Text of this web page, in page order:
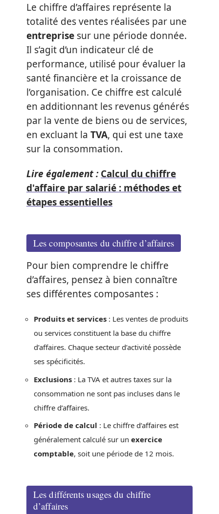
Le chiffre d’affaires représente la
totalité des ventes réalisées par une
entreprise sur une période donnée.
Il s’agit d’un indicateur clé de
performance, utilisé pour évaluer la
santé financière et la croissance de
l’organisation. Ce chiffre est calculé
en additionnant les revenus générés
par la vente de biens ou de services,
en excluant la TVA, qui est une taxe
sur la consommation.
Lire également : Calcul du chiffre
d'affaire par salarié : méthodes et
étapes essentielles
Les composantes du chiffre d’affaires
Pour bien comprendre le chiffre
d’affaires, pensez à bien connaître
ses différentes composantes :
Produits et services : Les ventes de produits
ou services constituent la base du chiffre
d’affaires. Chaque secteur d’activité possède
ses spécificités.
Exclusions : La TVA et autres taxes sur la
consommation ne sont pas incluses dans le
chiffre d’affaires.
Période de calcul : Le chiffre d’affaires est
généralement calculé sur un exercice
comptable, soit une période de 12 mois.
Les différents usages du chiffre
d’affaires